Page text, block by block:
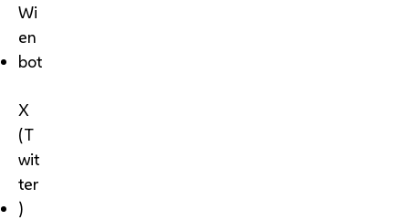
Wi
en
bot
X
(T
wit
ter
)